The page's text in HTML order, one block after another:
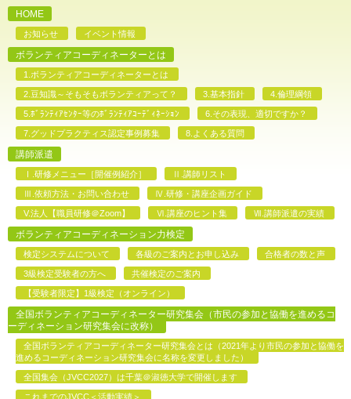
HOME
お知らせ イベント情報
ボランティアコーディネーターとは
1.ボランティアコーディネーターとは
2.豆知識～そもそもボランティアって？ 3.基本指針 4.倫理綱領
5.ﾎﾞﾗﾝﾃｨｱｾﾝﾀｰ等のﾎﾞﾗﾝﾃｨｱｺｰﾃﾞｨﾈｰｼｮﾝ 6.その表現、適切ですか？
7.グッドプラクティス認定事例募集 8.よくある質問
講師派遣
Ⅰ.研修メニュー［開催例紹介］ Ⅱ.講師リスト
Ⅲ.依頼方法・お問い合わせ Ⅳ.研修・講座企画ガイド
V.法人【職員研修＠Zoom】 Ⅵ.講座のヒント集 Ⅶ.講師派遣の実績
ボランティアコーディネーション力検定
検定システムについて 各級のご案内とお申し込み 合格者の数と声
3級検定受験者の方へ 共催検定のご案内
【受験者限定】1級検定（オンライン）
全国ボランティアコーディネーター研究集会（市民の参加と協働を進めるコ
ーディネーション研究集会に改称）
全国ボランティアコーディネーター研究集会とは（2021年より市民の参加と協働を
進めるコーディネーション研究集会に名称を変更しました）
全国集会（JVCC2027）は千葉＠淑徳大学で開催します
これまでのJVCC＜活動実績＞